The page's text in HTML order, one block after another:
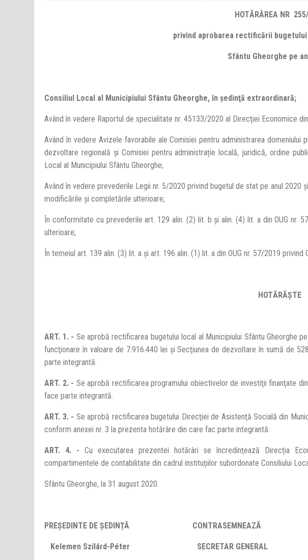
HOTĂRÂREA NR
privind aprobarea rectificării
Sfântu Gheorghe pe
Consiliul Local al Municipiului Sfântu Gheorghe, în şedinţă extraordinară;
Având în vedere Raportul de specialitate nr. 45133/2020 al Direcţiei Economice
Având în vedere Avizele favorabile ale Comisiei pentru administrarea
dezvoltare regională și Comisiei pentru administrație locală, juridică, ordine
Local al Municipiului Sfântu Gheorghe;
Având în vedere prevederile Legii nr. 5/2020 privind bugetul de stat pe anul
modificările şi completările ulterioare;
În conformitate cu prevederile art. 129 alin. (2) lit. b și alin. (4) lit. a din OUG nr.
ulterioare;
În temeiul art. 139 alin. (3) lit. a şi art. 196 alin. (1) lit. a din OUG nr. 57/2019
HOTĂRĂŞTE
ART. 1. - Se aprobă rectificarea bugetului local al Municipiului Sfântu Gheorghe
funcţionare în valoare de 7.916.440 lei şi Secţiunea de dezvoltare în sumă de
parte integrantă.
ART. 2. - Se aprobă rectificarea programului obiectivelor de investiţii finanţate
face parte integrantă.
ART. 3. - Se aprobă rectificarea bugetului Direcţiei de Asistenţă Socială din
conform anexei nr. 3 la prezenta hotărâre din care fac parte integrantă.
ART. 4. - Cu executarea prezentei hotărâri se încredinţează Direcția
compartimentele de contabilitate din cadrul instituţiilor subordonate Consiliului
Sfântu Gheorghe, la 31 august 2020.
PREŞEDINTE DE ȘEDINȚĂ CONTRASEMNEAZĂ
Kelemen Szilárd-Péter SECRETAR GENERAL